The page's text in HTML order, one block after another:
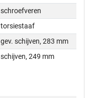
schroefveren
torsiestaaf
gev. schijven, 283 mm
schijven, 249 mm